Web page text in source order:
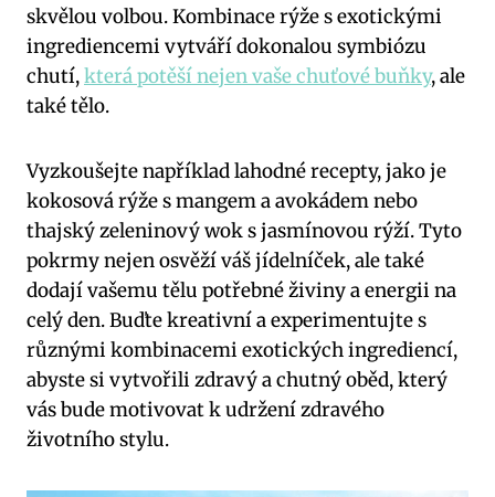
skvělou volbou. Kombinace rýže s‌ exotickými
ingrediencemi​ vytváří‌ dokonalou symbiózu
chutí, ⁤která potěší nejen vaše chuťové buňky, ale
také tělo.
Vyzkoušejte například lahodné⁣ recepty, jako je
kokosová rýže⁣ s mangem a avokádem nebo‍
thajský zeleninový wok s jasmínovou rýží. Tyto
pokrmy nejen⁢ osvěží váš jídelníček, ale také
dodají vašemu tělu ‍potřebné ⁣živiny ⁢a energii⁣ na
‌celý‌ den. Buďte kreativní⁤ a experimentujte s
různými⁢ kombinacemi exotických ingrediencí,
abyste⁣ si ⁣vytvořili zdravý a chutný⁢ oběd, který
vás bude motivovat k ‍udržení zdravého⁣
životního ‌stylu.